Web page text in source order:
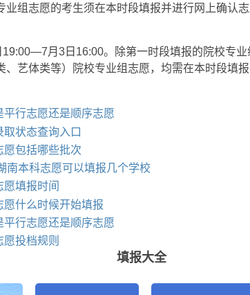
业组志愿的考生须在本时段填报并进行网上确认
19:00—7月3日16:00。除第一时段填报的院校专
、艺体类等）院校专业组志愿，均需在本时段填
平行志愿还是顺序志愿
状态查询入口
愿包括哪些批次
南本科志愿可以填报几个学校
愿填报时间
愿什么时候开始填报
平行志愿还是顺序志愿
投档规则
填报大全